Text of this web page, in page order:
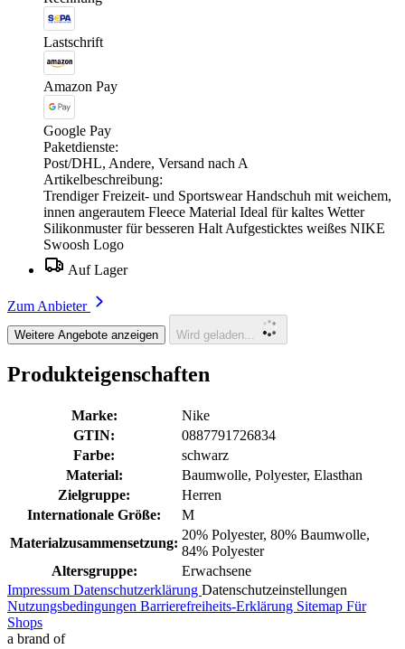
Lastschrift
Amazon Pay
Google Pay
Paketdienste:
Post/DHL, Andere, Versand nach A
Artikelbeschreibung:
Trendiger Freizeit- und Sportswear Handschuh mit weichem,
innen angerautem Fleece Material Ideal für kaltes Wetter
Silikonmuster für besseren Halt Aufgesticktes weißes NIKE
Swoosh Logo
Auf Lager
Zum Anbieter
Weitere Angebote anzeigen Wird geladen...
Produkteigenschaften
Marke:
Nike
GTIN:
0887791726834
Farbe:
schwarz
Material:
Baumwolle, Polyester, Elasthan
Zielgruppe:
Herren
Internationale Größe:
M
Materialzusammensetzung:
20% Polyester, 80% Baumwolle,
84% Polyester
Altersgruppe:
Erwachsene
Impressum Datenschutzerklärung Datenschutzeinstellungen
Nutzungsbedingungen Barrierefreiheits-Erklärung Sitemap Für
Shops
a brand of